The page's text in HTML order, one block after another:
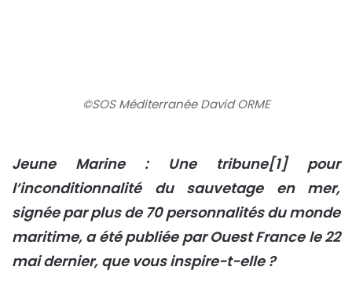
©SOS Méditerranée David ORME
Jeune Marine : Une tribune[1] pour
l’inconditionnalité du sauvetage en mer,
signée par plus de 70 personnalités du monde
maritime, a été publiée par Ouest France le 22
mai dernier, que vous inspire-t-elle ?